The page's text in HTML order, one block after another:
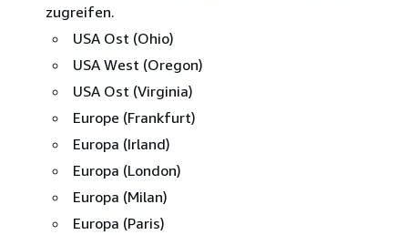
zugreifen.
USA Ost (Ohio)
USA West (Oregon)
USA Ost (Virginia)
Europe (Frankfurt)
Europa (Irland)
Europa (London)
Europa (Milan)
Europa (Paris)